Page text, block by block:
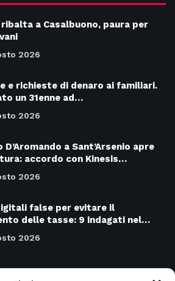
a Casalbuono, paura per
2026
e richieste di denaro ai familiari.
un 31enne ad…
2026
D’Aromando a Sant’Arsenio apre
accordo con Kinesis…
2026
false per evitare il
delle tasse: 9 indagati nel…
2026